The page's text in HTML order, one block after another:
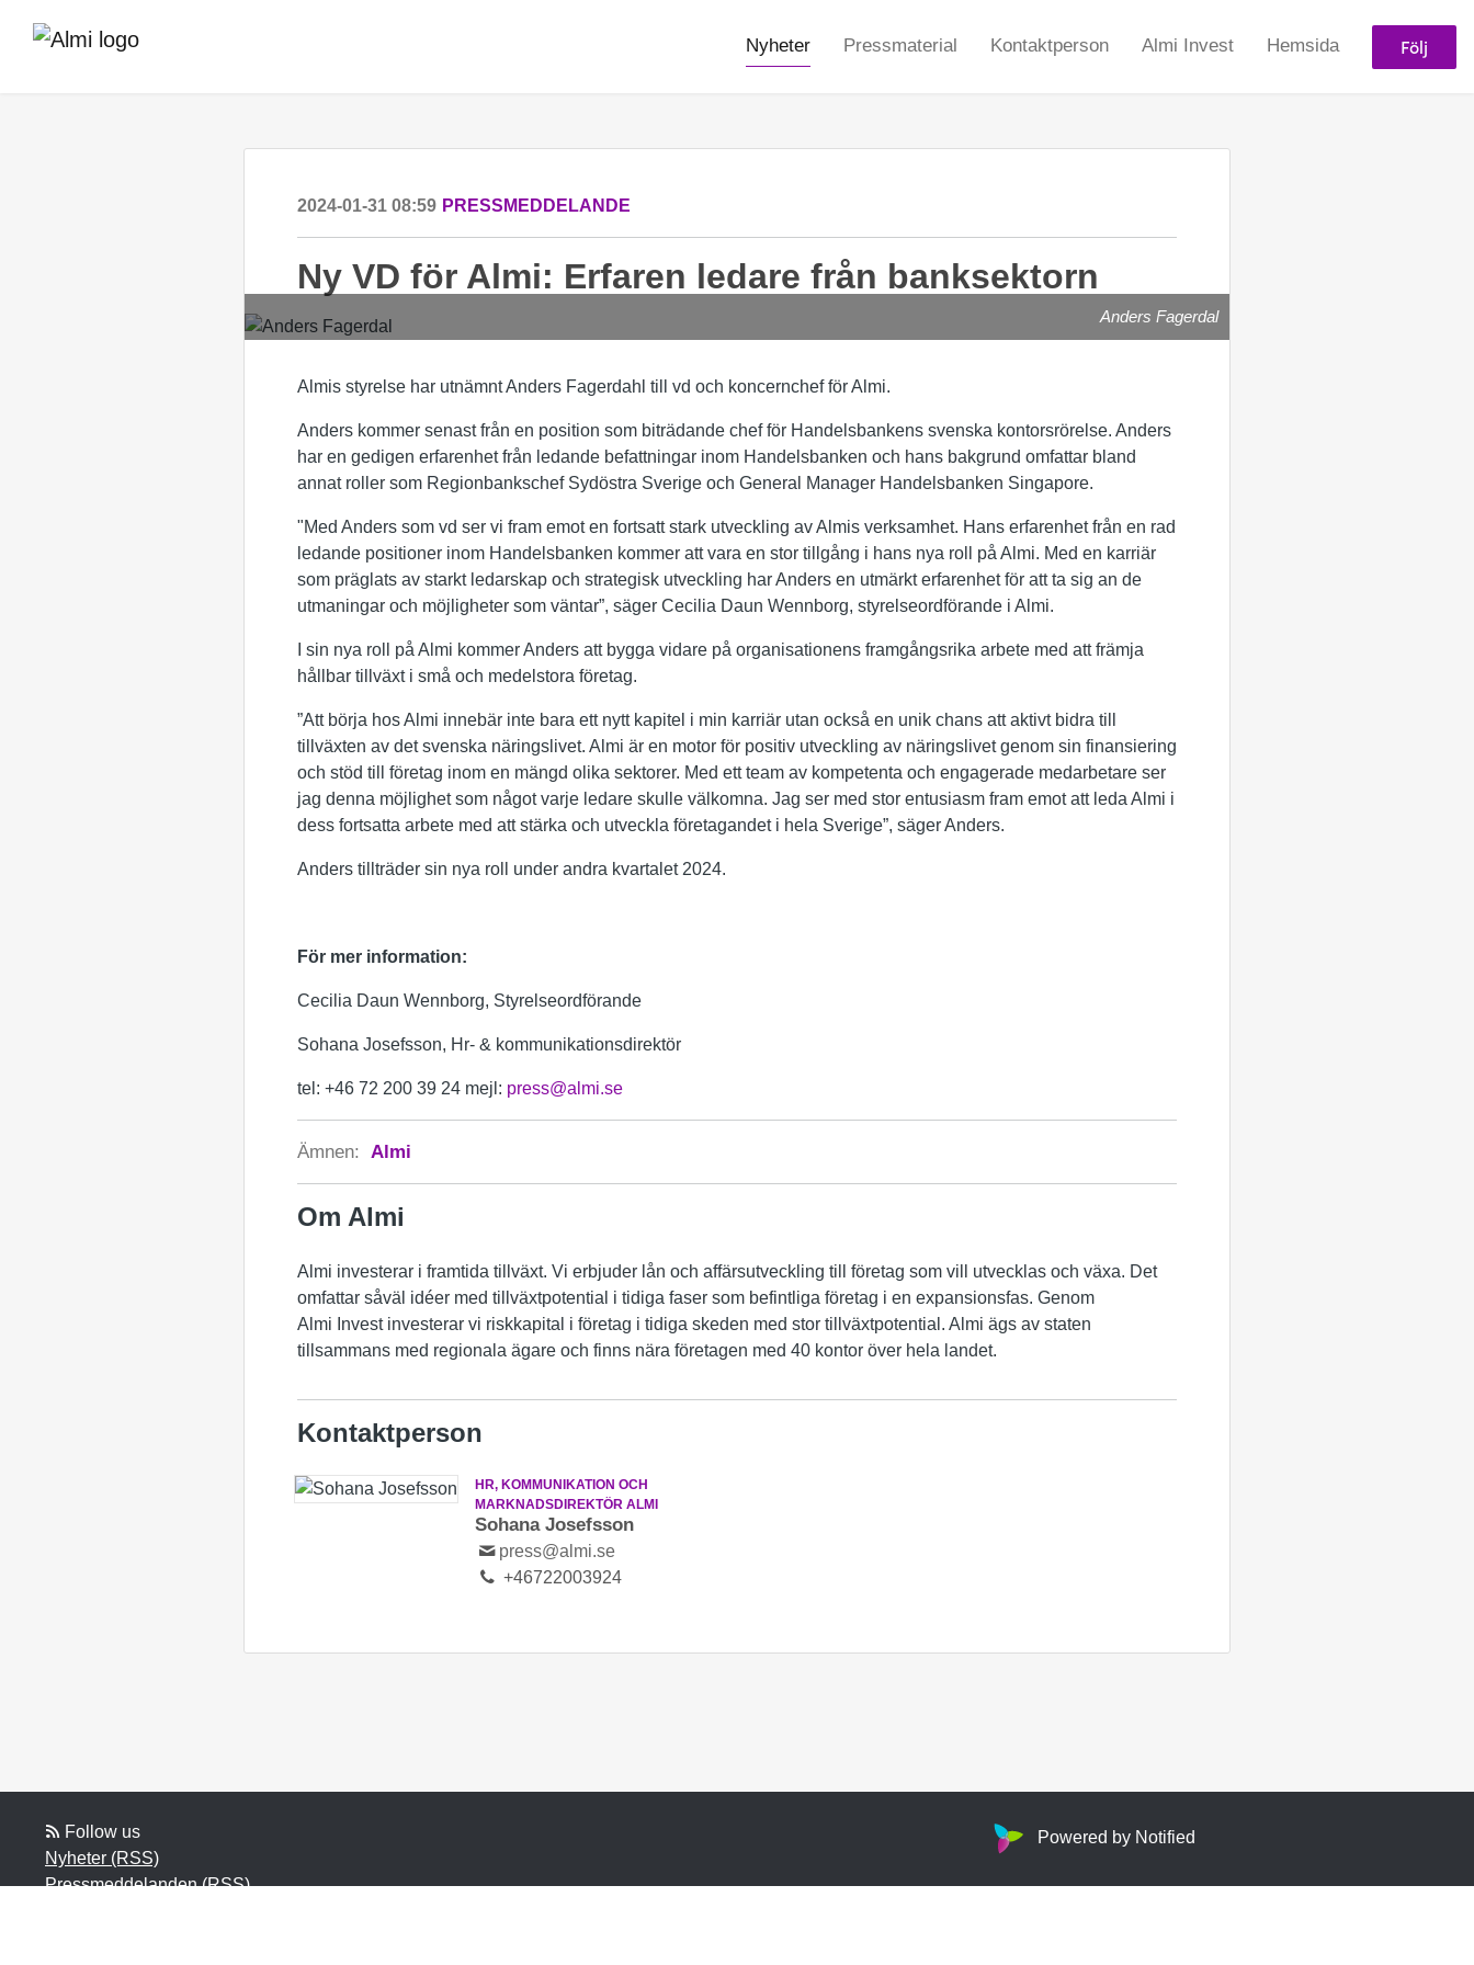
Nyheter Pressmaterial Kontaktperson Almi Invest Hemsida Följ
2024-01-31 08:59 PRESSMEDDELANDE
Ny VD för Almi: Erfaren ledare från banksektorn
Anders Fagerdal
Almis styrelse har utnämnt Anders Fagerdahl till vd och koncernchef för Almi.
Anders kommer senast från en position som biträdande chef för Handelsbankens svenska kontorsrörelse. Anders
har en gedigen erfarenhet från ledande befattningar inom Handelsbanken och hans bakgrund omfattar bland
annat roller som Regionbankschef Sydöstra Sverige och General Manager Handelsbanken Singapore.
"Med Anders som vd ser vi fram emot en fortsatt stark utveckling av Almis verksamhet. Hans erfarenhet från en rad
ledande positioner inom Handelsbanken kommer att vara en stor tillgång i hans nya roll på Almi. Med en karriär
som präglats av starkt ledarskap och strategisk utveckling har Anders en utmärkt erfarenhet för att ta sig an de
utmaningar och möjligheter som väntar”, säger Cecilia Daun Wennborg, styrelseordförande i Almi.
I sin nya roll på Almi kommer Anders att bygga vidare på organisationens framgångsrika arbete med att främja
hållbar tillväxt i små och medelstora företag.
”Att börja hos Almi innebär inte bara ett nytt kapitel i min karriär utan också en unik chans att aktivt bidra till
tillväxten av det svenska näringslivet. Almi är en motor för positiv utveckling av näringslivet genom sin finansiering
och stöd till företag inom en mängd olika sektorer. Med ett team av kompetenta och engagerade medarbetare ser
jag denna möjlighet som något varje ledare skulle välkomna. Jag ser med stor entusiasm fram emot att leda Almi i
dess fortsatta arbete med att stärka och utveckla företagandet i hela Sverige”, säger Anders.
Anders tillträder sin nya roll under andra kvartalet 2024.
För mer information:
Cecilia Daun Wennborg, Styrelseordförande
Sohana Josefsson, Hr- & kommunikationsdirektör
tel: +46 72 200 39 24 mejl: press@almi.se
Ämnen: Almi
Om Almi
Almi investerar i framtida tillväxt. Vi erbjuder lån och affärsutveckling till företag som vill utvecklas och växa. Det
omfattar såväl idéer med tillväxtpotential i tidiga faser som befintliga företag i en expansionsfas. Genom
Almi Invest investerar vi riskkapital i företag i tidiga skeden med stor tillväxtpotential. Almi ägs av staten
tillsammans med regionala ägare och finns nära företagen med 40 kontor över hela landet.
Kontaktperson
HR, KOMMUNIKATION OCH
MARKNADSDIREKTÖR ALMI
Sohana Josefsson
press@almi.se
+46722003924
Follow us
Nyheter (RSS)
Pressmeddelanden (RSS)
Powered by Notified